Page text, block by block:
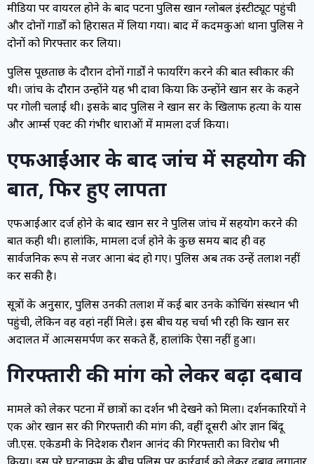
मीडिया पर वायरल होने के बाद पटना पुलिस खान ग्लोबल इंस्टीट्यूट पहुंची
और दोनों गार्डों को हिरासत में लिया गया। बाद में कदमकुआं थाना पुलिस ने
दोनों को गिरफ्तार कर लिया।
पुलिस पूछताछ के दौरान दोनों गार्डों ने फायरिंग करने की बात स्वीकार की
थी। जांच के दौरान उन्होंने यह भी दावा किया कि उन्होंने खान सर के कहने
पर गोली चलाई थी। इसके बाद पुलिस ने खान सर के खिलाफ हत्या के प्रयास
और आर्म्स एक्ट की गंभीर धाराओं में मामला दर्ज किया।
एफआईआर के बाद जांच में सहयोग की
बात, फिर हुए लापता
एफआईआर दर्ज होने के बाद खान सर ने पुलिस जांच में सहयोग करने की
बात कही थी। हालांकि, मामला दर्ज होने के कुछ समय बाद ही वह
सार्वजनिक रूप से नजर आना बंद हो गए। पुलिस अब तक उन्हें तलाश नहीं
कर सकी है।
सूत्रों के अनुसार, पुलिस उनकी तलाश में कई बार उनके कोचिंग संस्थान भी
पहुंची, लेकिन वह वहां नहीं मिले। इस बीच यह चर्चा भी रही कि खान सर
अदालत में आत्मसमर्पण कर सकते हैं, हालांकि ऐसा नहीं हुआ।
गिरफ्तारी की मांग को लेकर बढ़ा दबाव
मामले को लेकर पटना में छात्रों का प्रदर्शन भी देखने को मिला। प्रदर्शनकारियों ने
एक ओर खान सर की गिरफ्तारी की मांग की, वहीं दूसरी ओर ज्ञान बिंदू
जी.एस. एकेडमी के निदेशक रौशन आनंद की गिरफ्तारी का विरोध भी